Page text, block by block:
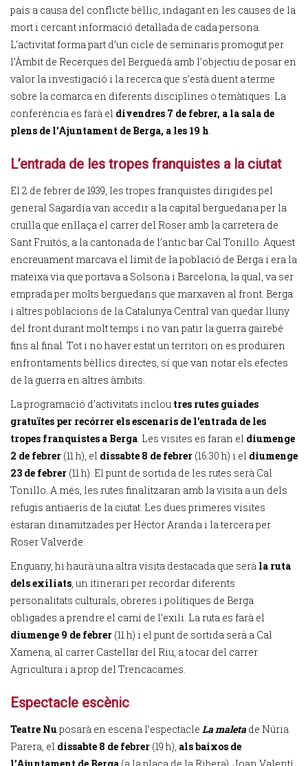
país a causa del conflicte bèl·lic, indagant en les causes de la
mort i cercant informació detallada de cada persona.
L’activitat forma part d’un cicle de seminaris promogut per
l’Àmbit de Recerques del Berguedà amb l’objectiu de posar en
valor la investigació i la recerca que s’està duent a terme
sobre la comarca en diferents disciplines o temàtiques. La
conferència es farà el divendres 7 de febrer, a la sala de
plens de l’Ajuntament de Berga, a les 19 h.
L’entrada de les tropes franquistes a la ciutat
El 2 de febrer de 1939, les tropes franquistes dirigides pel
general Sagardía van accedir a la capital berguedana per la
cruïlla que enllaça el carrer del Roser amb la carretera de
Sant Fruitós, a la cantonada de l’antic bar Cal Tonillo. Aquest
encreuament marcava el límit de la població de Berga i era la
mateixa via que portava a Solsona i Barcelona, la qual, va ser
emprada per molts berguedans que marxaven al front. Berga
i altres poblacions de la Catalunya Central van quedar lluny
del front durant molt temps i no van patir la guerra gairebé
fins al final. Tot i no haver estat un territori on es produïren
enfrontaments bèl·lics directes, sí que van notar els efectes
de la guerra en altres àmbits.
La programació d’activitats inclou tres rutes guiades
gratuïtes per recórrer els escenaris de l’entrada de les
tropes franquistes a Berga. Les visites es faran el diumenge
2 de febrer (11 h), el dissabte 8 de febrer (16:30 h) i el diumenge
23 de febrer (11 h). El punt de sortida de les rutes serà Cal
Tonillo. A més, les rutes finalitzaran amb la visita a un dels
refugis antiaeris de la ciutat. Les dues primeres visites
estaran dinamitzades per Hèctor Aranda i la tercera per
Roser Valverde.
Enguany, hi haurà una altra visita destacada que seràla ruta
dels exiliats, un itinerari per recordar diferents
personalitats culturals, obreres i polítiques de Berga
obligades a prendre el camí de l’exili. La ruta es farà el
diumenge 9 de febrer (11 h) i el punt de sortida serà a Cal
Xamena, al carrer Castellar del Riu, a tocar del carrer
Agricultura i a prop del Trencacames.
Espectacle escènic
Teatre Nuposarà en escena l’espectacle La maleta de Núria
Parera, el dissabte 8 de febrer (19 h), als baixos de